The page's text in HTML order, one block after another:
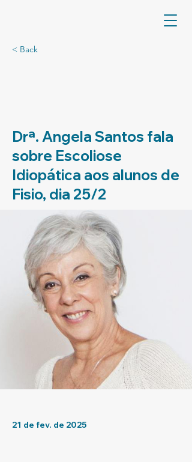
< Back
Drª. Angela Santos fala
sobre Escoliose
Idiopática aos alunos de
Fisio, dia 25/2
21 de fev. de 2025